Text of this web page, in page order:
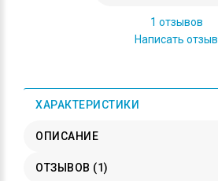
1 отзывов
Написать отзыв
ХАРАКТЕРИСТИКИ
ОПИСАНИЕ
ОТЗЫВОВ (1)